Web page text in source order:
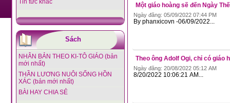
Tin tức khác
Sách
NHÂN BẢN THEO KI-TÔ GIÁO (bản
mới nhất)
THẦN LƯƠNG NUÔI SỐNG HỒN
XÁC (bản mới nhất)
BÀI HAY CHIA SẺ
Một giáo hoàng sẽ đến Ngày
Ngày đăng: 05/09/2022 07:44 PM
By phanxicovn -06/09/2022...
Theo ông Adolf Ogi, chỉ có giáo
Ngày đăng: 20/08/2022 05:12 AM
8/20/2022 10:06:21 AM...